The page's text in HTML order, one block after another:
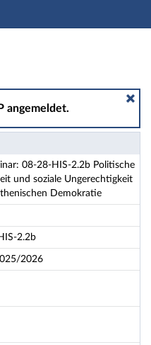
Politische Gleichheit
angemeldet.
08-28-HIS-2.2b Politische
und soziale Ungerechtigkeit
Demokratie
2.2b
2026